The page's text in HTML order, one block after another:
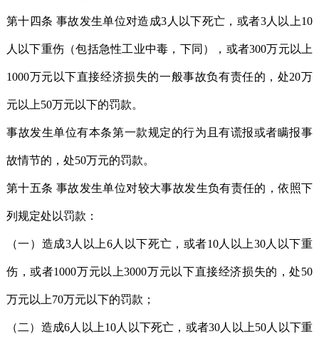
第十四条 事故发生单位对造成3人以下死亡，或者3人以上10
人以下重伤（包括急性工业中毒，下同），或者300万元以上
1000万元以下直接经济损失的一般事故负有责任的，处20万
元以上50万元以下的罚款。
事故发生单位有本条第一款规定的行为且有谎报或者瞒报事
故情节的，处50万元的罚款。
第十五条 事故发生单位对较大事故发生负有责任的，依照下
列规定处以罚款：
（一）造成3人以上6人以下死亡，或者10人以上30人以下重
伤，或者1000万元以上3000万元以下直接经济损失的，处50
万元以上70万元以下的罚款；
（二）造成6人以上10人以下死亡，或者30人以上50人以下重